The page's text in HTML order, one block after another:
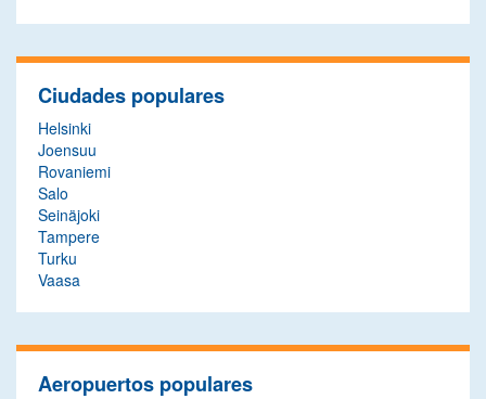
Ciudades populares
Helsinki
Joensuu
Rovaniemi
Salo
Seinäjoki
Tampere
Turku
Vaasa
Aeropuertos populares